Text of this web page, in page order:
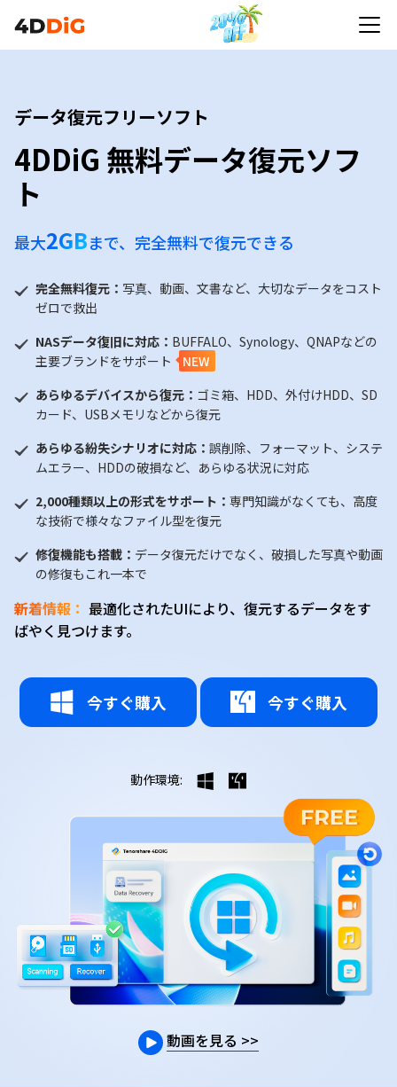
データ復元フリーソフト
4DDiG 無料データ復元ソフ
ト
最大2GBまで、完全無料で復元できる
完全無料復元： 写真、動画、文書など、大切なデータをコスト
ゼロで救出
NASデータ復旧に対応： BUFFALO、Synology、QNAPなどの
主要ブランドをサポート
NEW
あらゆるデバイスから復元： ゴミ箱、HDD、外付けHDD、SD
カード、USBメモリなどから復元
あらゆる紛失シナリオに対応： 誤削除、フォーマット、システ
ムエラー、HDDの破損など、あらゆる状況に対応
2,000種類以上の形式をサポート： 専門知識がなくても、高度
な技術で様々なファイル型を復元
修復機能も搭載： データ復元だけでなく、破損した写真や動画
の修復もこれ一本で
新着情報： 最適化されたUIにより、復元するデータをす
ばやく見つけます。
今すぐ購入 今すぐ購入
動作環境:
動画を見る >>